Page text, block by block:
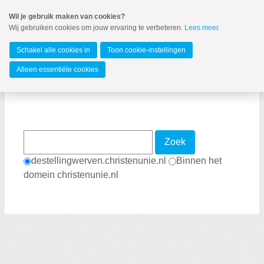
naar
Spring
de
inhoud
Spring
naar
De Stellingwerven
MENU
Zoeken
Zoek
destellingwerven.christenunie.nl
Binnen het
domein christenunie.nl
Wil je gebruik maken van cookies?
Wij gebruiken cookies om jouw ervaring te verbeteren. Lees meer.
Schakel alle cookies in Toon cookie-instellingen
Alleen essentiële cookies